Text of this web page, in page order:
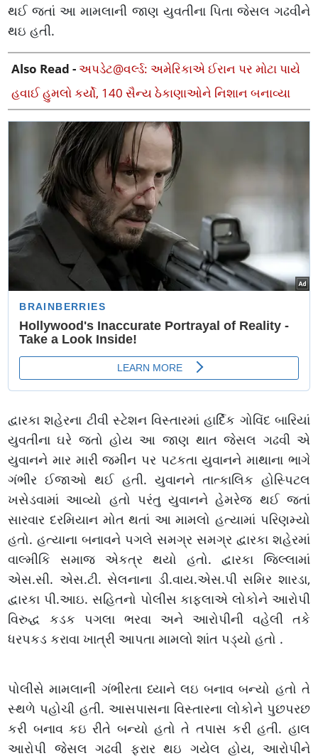
થઈ જતાં આ મામલાની જાણ યુવતીના પિતા જેસલ ગઢવીને
થઇ હતી.
Also Read -અપડેટ@વર્લ્ડ: અમેરિકાએ ઈરાન પર મોટા પાયે
હવાઈ હુમલો કર્યો, 140 સૈન્ય ઠેકાણાઓને નિશાન બનાવ્યા
દ્વારકા શહેરના ટીવી સ્ટેશન વિસ્તારમાં હાર્દિક ગોવિંદ બારિયાં
યુવતીના ઘરે જતો હોય આ જાણ થાત જેસલ ગઢવી એ
યુવાનને માર મારી જમીન પર પટકતા યુવાનને માથાના ભાગે
ગંભીર ઈજાઓ થઈ હતી. યુવાનને તાત્કાલિક હોસ્પિટલ
ખસેડવામાં આવ્યો હતો પરંતુ યુવાનને હેમરેજ થઈ જતાં
સારવાર દરમિયાન મોત થતાં આ મામલો હત્યામાં પરિણમ્યો
હતો. હત્યાના બનાવને પગલે સમગ્ર સમગ્ર દ્વારકા શહેરમાં
વાલ્મીકિ સમાજ એકત્ર થયો હતો. દ્વારકા જિલ્લામાં
એસ.સી. એસ.ટી. સેલનાના ડી.વાય.એસ.પી સમિર શારડા,
દ્વારકા પી.આઇ. સહિતનો પોલીસ કાફલાએ લોકોને આરોપી
વિરુદ્ધ કડક પગલા ભરવા અને આરોપીની વહેલી તકે
ધરપકડ કરાવા ખાત્રી આપતા મામલો શાંત પડ્યો હતો .
પોલીસે મામલાની ગંભીરતા ધ્યાને લઇ બનાવ બન્યો હતો તે
સ્થળે પહોચી હતી. આસપાસના વિસ્તારના લોકોને પુછપરછ
કરી બનાવ કઇ રીતે બન્યો હતો તે તપાસ કરી હતી. હાલ
આરોપી જેસલ ગઢવી ફરાર થઇ ગયેલ હોય, આરોપીને